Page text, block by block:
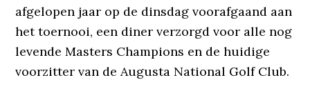
afgelopen jaar op de dinsdag voorafgaand aan
het toernooi, een diner verzorgd voor alle nog
levende Masters Champions en de huidige
voorzitter van de Augusta National Golf Club.